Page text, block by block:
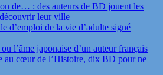
de… : des auteurs de BD jouent les
leur ville
d’emploi de la vie d’adulte signé
l’âme japonaise d’un auteur français
au cœur de l’Histoire, dix BD pour ne